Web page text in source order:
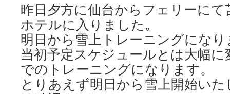
ッ
プ
昨日夕方に仙台からフェリーに
ホテルに入りました。
明日から雪上トレーニングになり
当初予定スケジュールとは大幅
でのトレーニングになります。
とりあえず明日から雪上開始い